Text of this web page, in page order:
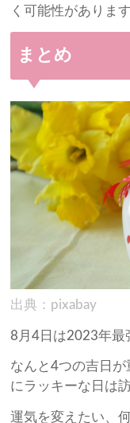
く可能性があります
まとめ
出典：pixabay
8月4日は2023年最
なんと4つの吉日
にラッキーな日は
運気を変えたい、